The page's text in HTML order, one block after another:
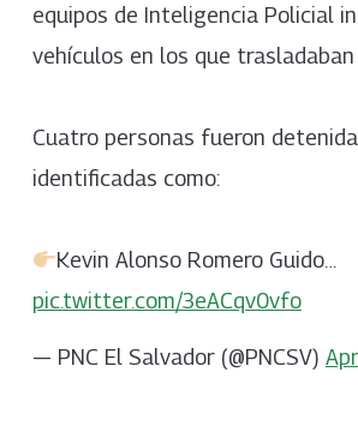
equipos de Inteligencia Policial
vehículos en los que trasladaban
Cuatro personas fueron
identificadas como:
Kevin Alonso Romero Guido…
pic.twitter.com/3eACqv0vfo
— PNC El Salvador (@PNCSV)